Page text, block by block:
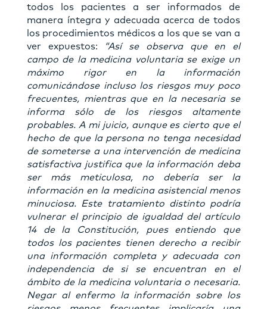
todos los pacientes a ser informados de
manera íntegra y adecuada acerca de todos
los procedimientos médicos a los que se van a
ver expuestos:
“Así se observa que en el
campo de la medicina voluntaria se exige un
máximo rigor en la información
comunicándose incluso los riesgos muy poco
frecuentes, mientras que en la necesaria se
informa sólo de los riesgos altamente
probables. A mi juicio, aunque es cierto que el
hecho de que la persona no tenga necesidad
de someterse a una intervención de medicina
satisfactiva justifica que la información deba
ser más meticulosa, no debería ser la
información en la medicina asistencial menos
minuciosa. Este tratamiento distinto podría
vulnerar el principio de igualdad del artículo
14 de la Constitución, pues entiendo que
todos los pacientes tienen derecho a recibir
una información completa y adecuada con
independencia de si se encuentran en el
ámbito de la medicina voluntaria o necesaria.
Negar al enfermo la información sobre los